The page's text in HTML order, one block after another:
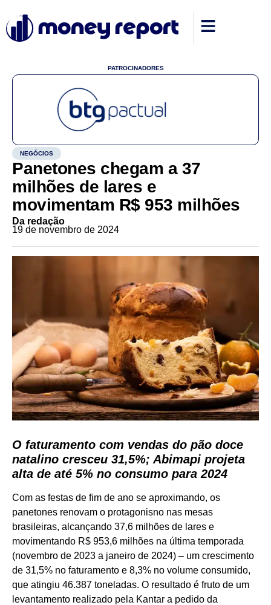
PATROCINADORES
NEGÓCIOS
Panetones chegam a 37
milhões de lares e
movimentam R$ 953 milhões
Da redação
19 de novembro de 2024
O faturamento com vendas do pão doce
natalino cresceu 31,5%; Abimapi projeta
alta de até 5% no consumo para 2024
Com as festas de fim de ano se aproximando, os
panetones renovam o protagonisno nas mesas
brasileiras, alcançando 37,6 milhões de lares e
movimentando R$ 953,6 milhões na última temporada
(novembro de 2023 a janeiro de 2024) – um crescimento
de 31,5% no faturamento e 8,3% no volume consumido,
que atingiu 46.387 toneladas. O resultado é fruto de um
levantamento realizado pela Kantar a pedido da